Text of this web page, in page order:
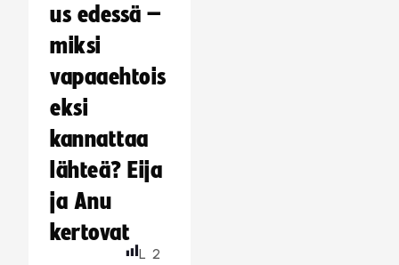
us edessä –
miksi
vapaaehtois
eksi
kannattaa
lähteä? Eija
ja Anu
kertovat
L 2